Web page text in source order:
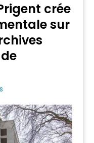
crée
sur